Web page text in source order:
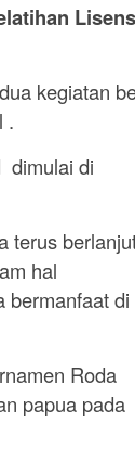
kegiatan
.
dimulai di
terus
hal
bermanfaat di
Roda
papua pada